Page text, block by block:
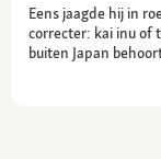
Eens jaagde hij in
correcter: kai inu of
buiten Japan